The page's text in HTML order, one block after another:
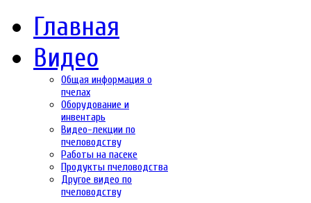
Главная
Видео
Общая информация о
пчелах
Оборудование и
инвентарь
Видео-лекции по
пчеловодству
Работы на пасеке
Продукты пчеловодства
Другое видео по
пчеловодству